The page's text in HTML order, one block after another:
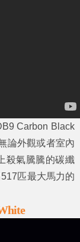
Carbon Black
論外觀或者室內
殺氣騰騰的碳纖
匹最大馬力的